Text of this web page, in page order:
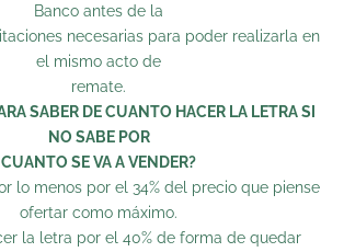
Banco antes de la
necesarias para poder realizarla en
el mismo acto de
remate.
SABER DE CUANTO HACER LA LETRA SI
NO SABE POR
CUANTO SE VA A VENDER?
lo menos por el 34% del precio que piense
ofertar como máximo.
la letra por el 40% de forma de quedar